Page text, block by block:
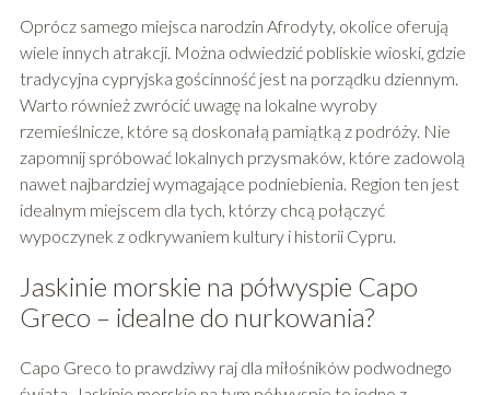
Oprócz samego miejsca narodzin Afrodyty, okolice oferują
wiele innych atrakcji. Można odwiedzić pobliskie wioski, gdzie
tradycyjna cypryjska gościnność jest na porządku dziennym.
Warto również zwrócić uwagę na lokalne wyroby
rzemieślnicze, które są doskonałą pamiątką z podróży. Nie
zapomnij spróbować lokalnych przysmaków, które zadowolą
nawet najbardziej wymagające podniebienia. Region ten jest
idealnym miejscem dla tych, którzy chcą połączyć
wypoczynek z odkrywaniem kultury i historii Cypru.
Jaskinie morskie na półwyspie Capo
Greco – idealne do nurkowania?
Capo Greco to prawdziwy raj dla miłośników podwodnego